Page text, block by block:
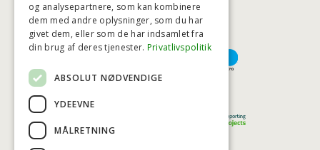
BETALINGSMULIGHEDER
og analysepartnere, som kan kombinere
dem med andre oplysninger, som du har
givet dem, eller som de har indsamlet fra
din brug af deres tjenester. Privatlivspolitik
ABSOLUT NØDVENDIGE
YDEEVNE
MÅLRETNING